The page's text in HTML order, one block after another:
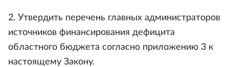
2. Утвердить перечень главных администраторов
источников финансирования дефицита
областного бюджета согласно приложению 3 к
настоящему Закону.